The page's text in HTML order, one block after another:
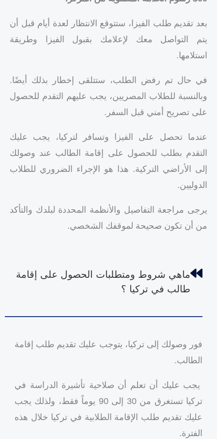
بعد تقديم طلب الفيزا، ستتوقع الانتظار لعدة أيام قبل أن
يتم التواصل معك لإعلامك بقبول الفيزا وطريقة
استلامها.
في حال تم رفض الطلب، ستتلقى إخطار بذلك أيضًا.
وبالنسبة للطلاب المصريين، يجب عليهم التقدم للحصول
على تصريح أمني قبل السفر.
عندما تحصل على الفيزا وتسافر لتركيا، يجب عليك
التقدم بطلب للحصول على إقامة الطالب عند وصولك
إلى الأراضي التركية. هذا هو الإجراء الضروري للطلاب
الدوليين.
يرجى مراجعة التفاصيل والأنظمة المحددة لبلدك والتأكد
من أن تكون صحيحة لموقفك الشخصي.
ماهي شروط ومتطلبات الحصول على إقامة
طالب في تركيا ؟
فور وصولك إلى تركيا، يتوجب عليك تقديم طلب إقامة
الطالب.
يجب عليك أن تعلم أن صلاحية تأشيرة الدراسة في
تركيا تستغرق من 30 إلى 90 يوماً فقط، ولذلك يجب
عليك تقديم طلب الإقامة الطلابية في تركيا خلال هذه
الفترة.